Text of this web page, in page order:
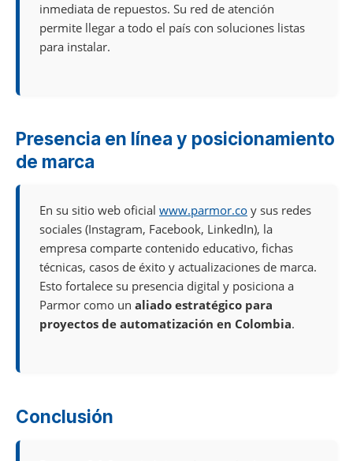
inmediata de repuestos. Su red de atención
permite llegar a todo el país con soluciones listas
para instalar.
Presencia en línea y posicionamiento
de marca
En su sitio web oficial www.parmor.co y sus redes
sociales (Instagram, Facebook, LinkedIn), la
empresa comparte contenido educativo, fichas
técnicas, casos de éxito y actualizaciones de marca.
Esto fortalece su presencia digital y posiciona a
Parmor como un aliado estratégico para
proyectos de automatización en Colombia.
Conclusión